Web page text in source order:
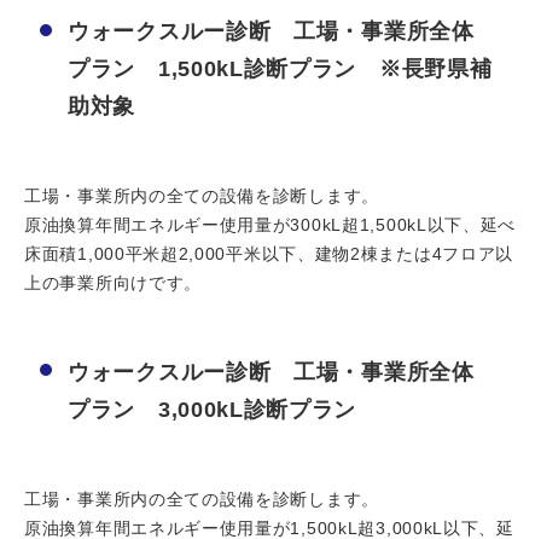
ウォークスルー診断 工場・事業所全体
プラン 1,500kL診断プラン ※長野県補
助対象
工場・事業所内の全ての設備を診断します。
原油換算年間エネルギー使用量が300kL超1,500kL以下、延べ
床面積1,000平米超2,000平米以下、建物2棟または4フロア以
上の事業所向けです。
ウォークスルー診断 工場・事業所全体
プラン 3,000kL診断プラン
工場・事業所内の全ての設備を診断します。
原油換算年間エネルギー使用量が1,500kL超3,000kL以下、延